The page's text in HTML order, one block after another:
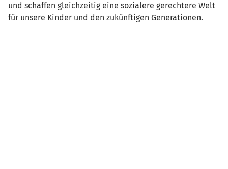
und schaffen gleichzeitig eine sozialere gerechtere Welt
für unsere Kinder und den zukünftigen Generationen.